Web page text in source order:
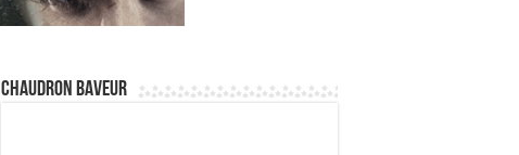
Chaudron Baveur